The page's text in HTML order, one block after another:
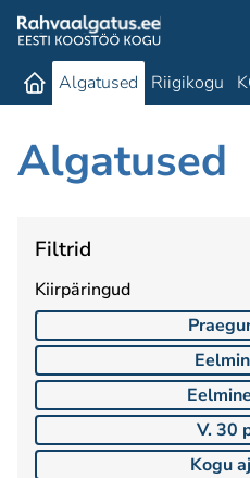
Algatused Riigikogu
Algatused
Filtrid
Kiirpäringud
V. 30
Kogu